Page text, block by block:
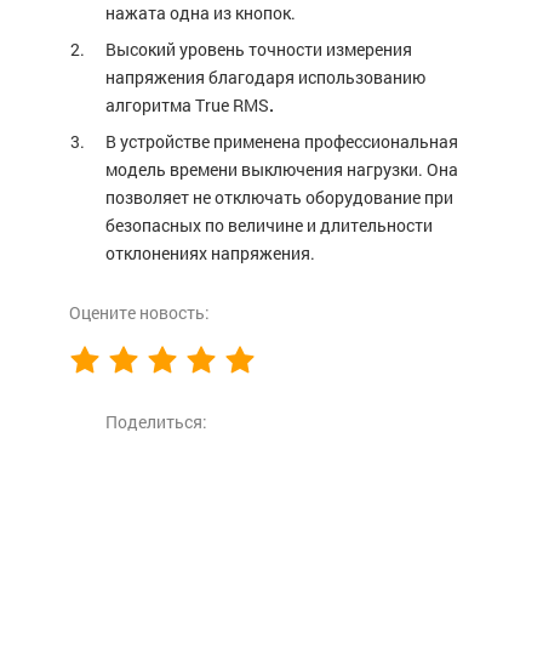
нажата одна из кнопок.
Высокий уровень точности измерения
напряжения благодаря использованию
алгоритма True RMS.
В устройстве применена профессиональная
модель времени выключения нагрузки. Она
позволяет не отключать оборудование при
безопасных по величине и длительности
отклонениях напряжения.
Оцените новость:
Поделиться: